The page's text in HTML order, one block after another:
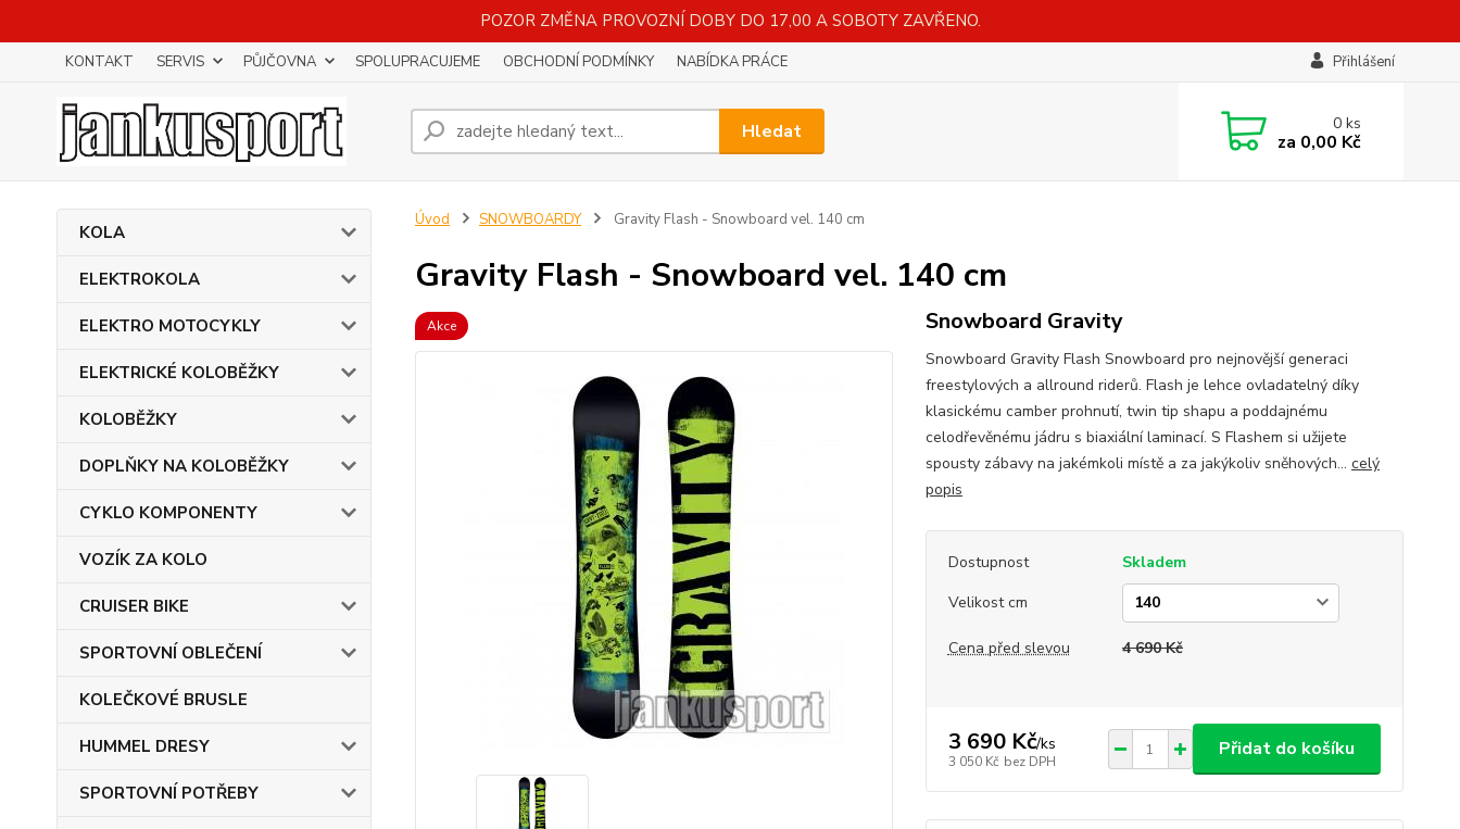
POZOR ZMĚNA PROVOZNÍ DOBY DO 17,00 A SOBOTY ZAVŘENO.
KONTAKT SERVIS PŮJČOVNA SPOLUPRACUJEME OBCHODNÍ PODMÍNKY NABÍDKA PRÁCE Přihlášení
Hledat 0ks
za 0,00 Kč
KOLA
ELEKTROKOLA
ELEKTRO MOTOCYKLY
ELEKTRICKÉ KOLOBĚŽKY
KOLOBĚŽKY
DOPLŇKY NA KOLOBĚŽKY
CYKLO KOMPONENTY
VOZÍK ZA KOLO
CRUISER BIKE
SPORTOVNÍ OBLEČENÍ
KOLEČKOVÉ BRUSLE
HUMMEL DRESY
SPORTOVNÍ POTŘEBY
Úvod SNOWBOARDY Gravity Flash - Snowboard vel. 140 cm
Gravity Flash - Snowboard vel. 140 cm
Akce Snowboard Gravity
Snowboard Gravity Flash Snowboard pro nejnovější generaci
freestylových a allround riderů. Flash je lehce ovladatelný díky
klasickému camber prohnutí, twin tip shapu a poddajnému
celodřevěnému jádru s biaxiální laminací. S Flashem si užijete
spousty zábavy na jakémkoli místě a za jakýkoliv sněhových... celý
popis
Dostupnost
Skladem
Velikost cm
Cena před slevou 4 690 Kč
3 690 Kč/ks
3 050 Kč bez DPH
Přidat do košíku